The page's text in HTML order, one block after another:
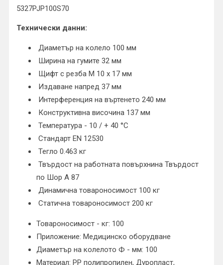
5327PJP100S70
Технически данни:
Диаметър на колело 100 мм
Ширина на гумите 32 мм
Щифт с резба M 10 x 17 мм
Издаване напред 37 мм
Интерференция на въртенето 240 мм
Конструктивна височина 137 мм
Температура - 10 / + 40 °C
Стандарт EN 12530
Тегло 0.463 кг
Твърдост на работната повърхнина Твърдост
по Шор A 87
Динамична товароносимост 100 кг
Статична товароносимост 200 кг
Товароносимост - кг: 100
Приложение: Медицинско оборудване
Диаметър на колелото Ф - мм: 100
Материал: PP полипропилен, Дуропласт,